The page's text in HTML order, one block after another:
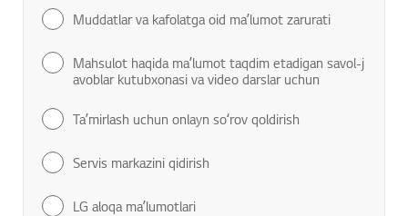
Muddatlar va kafolatga oid maʼlumot zarurati
Mahsulot haqida maʼlumot taqdim etadigan savol-j
avoblar kutubxonasi va video darslar uchun
Taʼmirlash uchun onlayn soʻrov qoldirish
Servis markazini qidirish
LG aloqa maʼlumotlari